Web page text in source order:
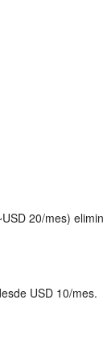
20/mes)
USD 10/mes.